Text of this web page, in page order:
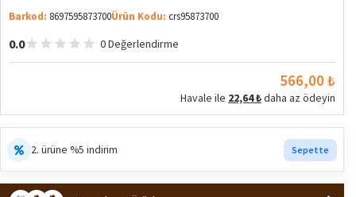
Barkod: 8697595873700Ürün Kodu: crs95873700
0.0 0 Değerlendirme
566,00 ₺
Havale ile 22,64 ₺daha az ödeyin
2. ürüne %5 indirim Sepette